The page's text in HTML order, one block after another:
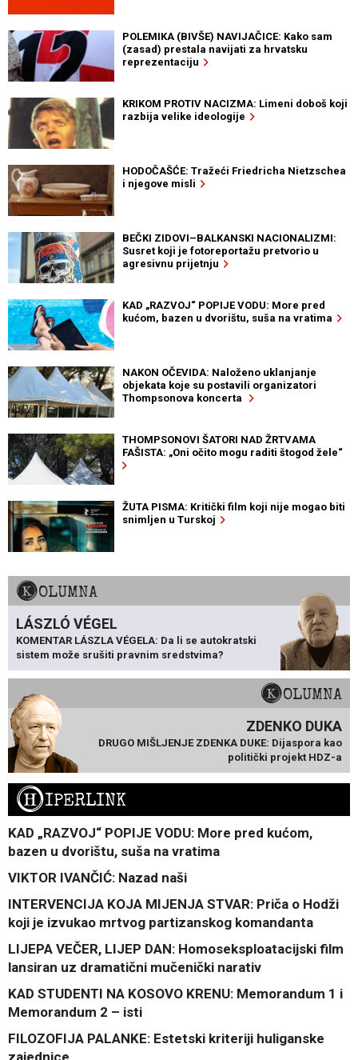
POLEMIKA (BIVŠE) NAVIJAČICE: Kako sam
(zasad) prestala navijati za hrvatsku
reprezentaciju
KRIKOM PROTIV NACIZMA: Limeni doboš koji
razbija velike ideologije
HODOČAŠĆE: Tražeći Friedricha Nietzschea
i njegove misli
BEČKI ZIDOVI–BALKANSKI NACIONALIZMI:
Susret koji je fotoreportažu pretvorio u
agresivnu prijetnju
KAD „RAZVOJ“ POPIJE VODU: More pred
kućom, bazen u dvorištu, suša na vratima
NAKON OČEVIDA: Naloženo uklanjanje
objekata koje su postavili organizatori
Thompsonova koncerta
THOMPSONOVI ŠATORI NAD ŽRTVAMA
FAŠISTA: „Oni očito mogu raditi štogod žele“
ŽUTA PISMA: Kritički film koji nije mogao biti
snimljen u Turskoj
KOLUMNA
LÁSZLÓ VÉGEL
KOMENTAR LÁSZLA VÉGELA: Da li se autokratski
sistem može srušiti pravnim sredstvima?
KOLUMNA
ZDENKO DUKA
DRUGO MIŠLJENJE ZDENKA DUKE: Dijaspora kao
politički projekt HDZ-a
HIPERLINK
KAD „RAZVOJ“ POPIJE VODU: More pred kućom,
bazen u dvorištu, suša na vratima
VIKTOR IVANČIĆ: Nazad naši
INTERVENCIJA KOJA MIJENJA STVAR: Priča o Hodži
koji je izvukao mrtvog partizanskog komandanta
LIJEPA VEČER, LIJEP DAN: Homoseksploatacijski film
lansiran uz dramatični mučenički narativ
KAD STUDENTI NA KOSOVO KRENU: Memorandum 1 i
Memorandum 2 – isti
FILOZOFIJA PALANKE: Estetski kriteriji huliganske
zajednice